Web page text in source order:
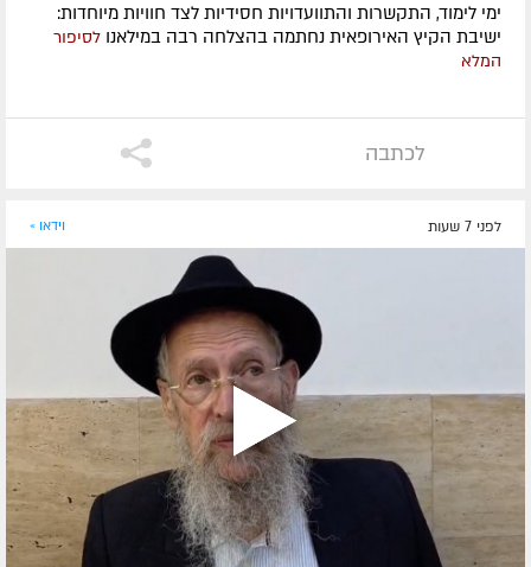
ימי לימוד, התקשרות והתוועדויות חסידיות לצד חוויות מיוחדות:
ישיבת הקיץ האירופאית נחתמה בהצלחה רבה במילאנו לסיפור
המלא
לכתבה
לפני 7 שעות וידאו »